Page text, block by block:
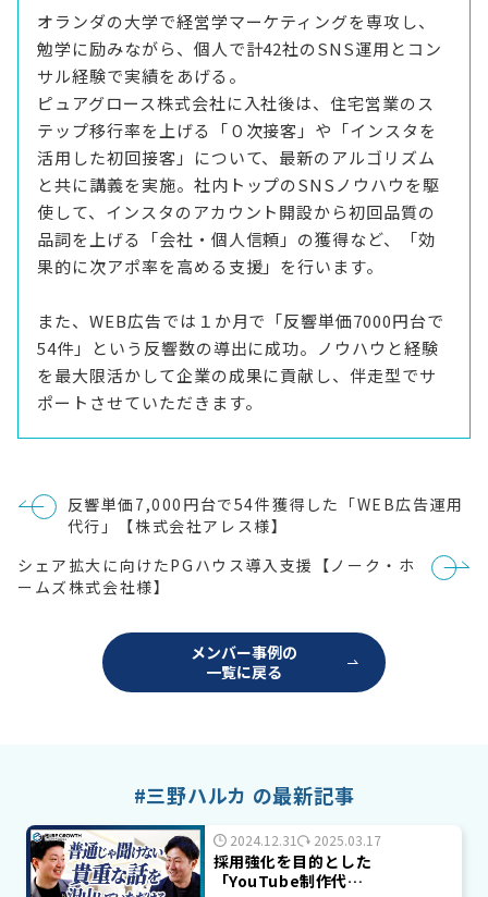
オランダの大学で経営学マーケティングを専攻し、
勉学に励みながら、個人で計42社のSNS運用とコン
サル経験で実績をあげる。
ピュアグロース株式会社に入社後は、住宅営業のス
テップ移行率を上げる「０次接客」や「インスタを
活用した初回接客」について、最新のアルゴリズム
と共に講義を実施。社内トップのSNSノウハウを駆
使して、インスタのアカウント開設から初回品質の
品詞を上げる「会社・個人信頼」の獲得など、「効
果的に次アポ率を高める支援」を行います。
また、WEB広告では１か月で「反響単価7000円台で
54件」という反響数の導出に成功。ノウハウと経験
を最大限活かして企業の成果に貢献し、伴走型でサ
ポートさせていただきます。
投
稿
ビ
ゲ
ー
反響単価7,000円台で54件獲得した「WEB広告運用
代行」【株式会社アレス様】
シェア拡大に向けたPGハウス導入支援【ノーク・ホ
ームズ株式会社様】
メンバー事例の
一覧に戻る
#三野ハルカ の最新記事
2024.12.31 2025.03.17
採用強化を目的とした
「YouTube制作代…